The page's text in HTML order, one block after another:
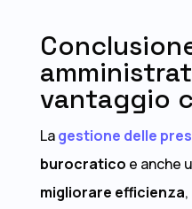
vantaggio
Lagestione delle
burocratico e anche
migliorare efficienza,